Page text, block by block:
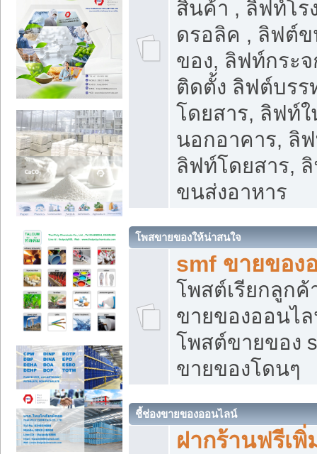
สินค้า , ลิฟท์โร
ดรอลิค , ลิฟต์
ของ, ลิฟท์กระ
ติดตั้ง ลิฟต์บร
โดยสาร, ลิฟท์
นอกอาคาร, ลิ
ลิฟท์โดยสาร,
ขนส่งอาหาร
โพสขายของให้น่าสนใจ
smf ขายของ
โพสต์เรียกลูกค้
ขายของออนไ
โพสต์ขายของ
ขายของโดนๆ
ชี้ช่องขายของออนไลน์
ฝากร้านฟรีเ